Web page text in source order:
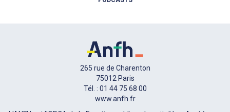
265 rue de Charenton
75012 Paris
Tél. : 01 44 75 68 00
www.anfh.fr